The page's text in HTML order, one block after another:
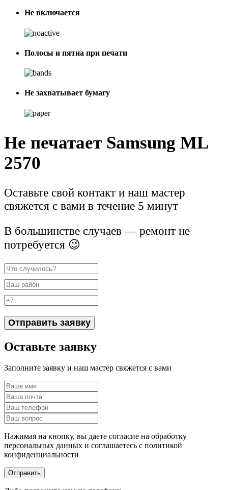
Не включается
Полосы и пятна при печати
Не захватывает бумагу
Не печатает Samsung ML
2570
Оставьте свой контакт и наш мастер
свяжется с вами в течение 5 минут
В большинстве случаев — ремонт не
потребуется 😉
Отправить заявку
Оставьте заявку
Заполните заявку и наш мастер свяжется с вами
Нажимая на кнопку, вы даете согласие на обработку
персональных данных и соглашаетесь c политикой
конфиденциальности
Отправить